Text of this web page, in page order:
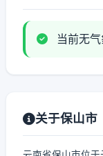
当前无
关于保山市